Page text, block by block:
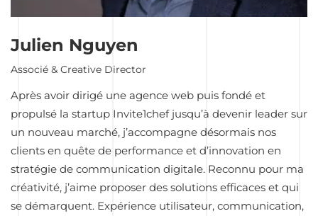
Julien Nguyen
Associé & Creative Director
Après avoir dirigé une agence web puis fondé et
propulsé la startup Invite1chef jusqu’à devenir leader sur
un nouveau marché, j’accompagne désormais nos
clients en quête de performance et d’innovation en
stratégie de communication digitale. Reconnu pour ma
créativité, j’aime proposer des solutions efficaces et qui
se démarquent. Expérience utilisateur, communication,